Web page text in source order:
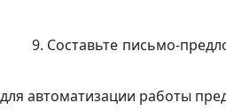
9. Составьте письмо-
для автоматизации работы